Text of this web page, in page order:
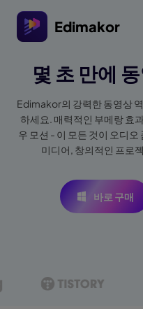
Edimakor
몇 초 만에
Edimakor의 강력한 동영상
하세요. 매력적인 부메랑 효
우 모션 - 이 모든 것이 오디
미디어, 창의적인 프로
바로 구매